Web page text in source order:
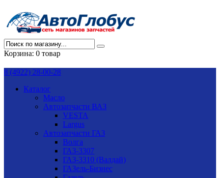
Корзина: 0 товар
8 (4922) 28-00-28
Каталог
Масло
Автозапчасти ВАЗ
VESTA
Largus
Автозапчасти ГАЗ
Волга
ГАЗ-3307
ГАЗ-3310 (Валдай)
ГАЗель-Бизнес